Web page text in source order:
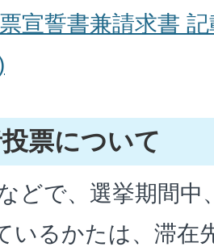
宣誓書兼請求書
票について
どで、選挙期間中
いるかたは、滞在